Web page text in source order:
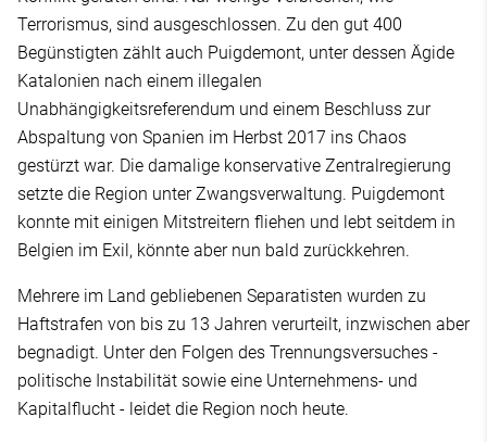
Terrorismus, sind ausgeschlossen. Zu den gut 400
Begünstigten zählt auch Puigdemont, unter dessen Ägide
Katalonien nach einem illegalen
Unabhängigkeitsreferendum und einem Beschluss zur
Abspaltung von Spanien im Herbst 2017 ins Chaos
gestürzt war. Die damalige konservative Zentralregierung
setzte die Region unter Zwangsverwaltung. Puigdemont
konnte mit einigen Mitstreitern fliehen und lebt seitdem in
Belgien im Exil, könnte aber nun bald zurückkehren.
Mehrere im Land gebliebenen Separatisten wurden zu
Haftstrafen von bis zu 13 Jahren verurteilt, inzwischen aber
begnadigt. Unter den Folgen des Trennungsversuches -
politische Instabilität sowie eine Unternehmens- und
Kapitalflucht - leidet die Region noch heute.